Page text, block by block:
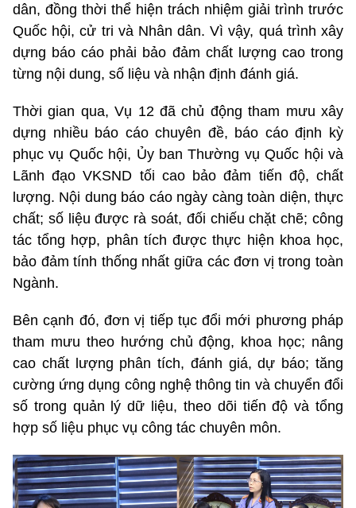
dân, đồng thời thể hiện trách nhiệm giải trình trước
Quốc hội, cử tri và Nhân dân. Vì vậy, quá trình xây
dựng báo cáo phải bảo đảm chất lượng cao trong
từng nội dung, số liệu và nhận định đánh giá.
Thời gian qua, Vụ 12 đã chủ động tham mưu xây
dựng nhiều báo cáo chuyên đề, báo cáo định kỳ
phục vụ Quốc hội, Ủy ban Thường vụ Quốc hội và
Lãnh đạo VKSND tối cao bảo đảm tiến độ, chất
lượng. Nội dung báo cáo ngày càng toàn diện, thực
chất; số liệu được rà soát, đối chiếu chặt chẽ; công
tác tổng hợp, phân tích được thực hiện khoa học,
bảo đảm tính thống nhất giữa các đơn vị trong toàn
Ngành.
Bên cạnh đó, đơn vị tiếp tục đổi mới phương pháp
tham mưu theo hướng chủ động, khoa học; nâng
cao chất lượng phân tích, đánh giá, dự báo; tăng
cường ứng dụng công nghệ thông tin và chuyển đổi
số trong quản lý dữ liệu, theo dõi tiến độ và tổng
hợp số liệu phục vụ công tác chuyên môn.